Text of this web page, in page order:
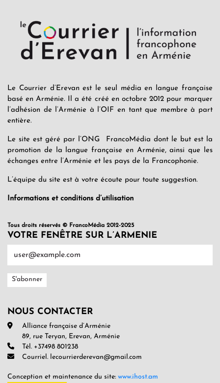
Le Courrier d’Erevan est le seul média en langue française
basé en Arménie. Il a été créé en octobre 2012 pour marquer
l’adhésion de l’Arménie à l’OIF en tant que membre à part
entière.
Le site est géré par l’ONG FrancoMédia dont le but est la
promotion de la langue française en Arménie, ainsi que les
échanges entre l’Arménie et les pays de la Francophonie.
L’équipe du site est à votre écoute pour toute suggestion.
Informations et conditions d’utilisation
Tous droits réservés © FrancoMédia 2012-2025
VOTRE FENÊTRE SUR L’ARMENIE
NOUS CONTACTER
Alliance française d’Arménie
89, rue Teryan, Erevan, Arménie
Tél. +37498 801238
Courriel. lecourrierderevan@gmail.com
Conception et maintenance du site: www.ihost.am